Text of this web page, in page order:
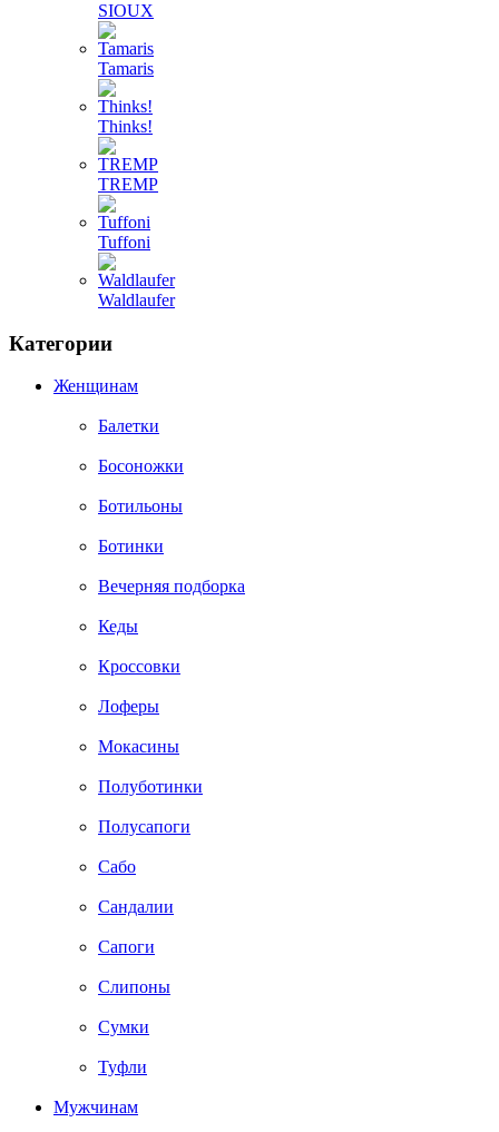
SIOUX
Tamaris
Thinks!
TREMP
Tuffoni
Waldlaufer
Категории
Женщинам
Балетки
Босоножки
Ботильоны
Ботинки
Вечерняя подборка
Кеды
Кроссовки
Лоферы
Мокасины
Полуботинки
Полусапоги
Сабо
Сандалии
Сапоги
Слипоны
Сумки
Туфли
Мужчинам